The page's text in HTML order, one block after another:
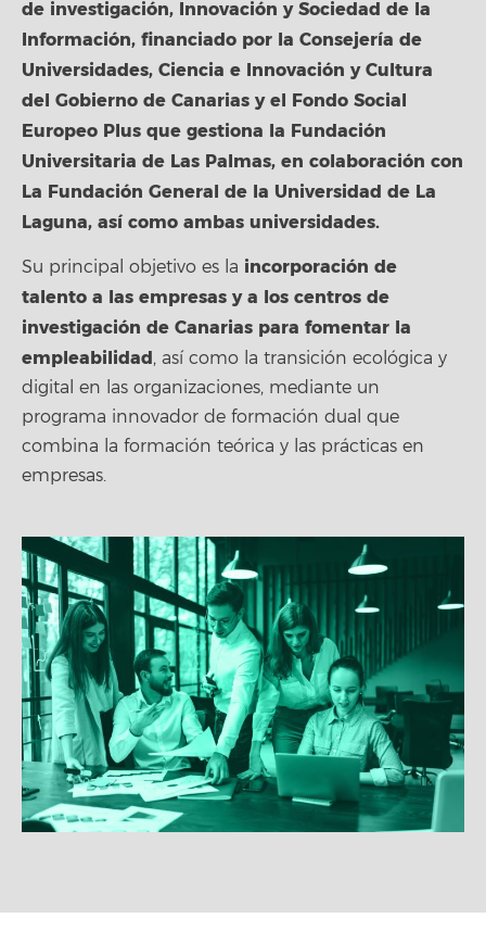
de investigación, Innovación y Sociedad de la
Información, financiado por la Consejería de
Universidades, Ciencia e Innovación y Cultura
del Gobierno de Canarias y el Fondo Social
Europeo Plus que gestiona la Fundación
Universitaria de Las Palmas, en colaboración con
La Fundación General de la Universidad de La
Laguna, así como ambas universidades.
Su principal objetivo es la incorporación de
talento a las empresas y a los centros de
investigación de Canarias para fomentar la
empleabilidad, así como la transición ecológica y
digital en las organizaciones, mediante un
programa innovador de formación dual que
combina la formación teórica y las prácticas en
empresas.